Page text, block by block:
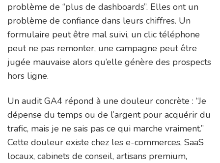
problème de “plus de dashboards”. Elles ont un
problème de confiance dans leurs chiffres. Un
formulaire peut être mal suivi, un clic téléphone
peut ne pas remonter, une campagne peut être
jugée mauvaise alors qu’elle génère des prospects
hors ligne.
Un audit GA4 répond à une douleur concrète : “Je
dépense du temps ou de l’argent pour acquérir du
trafic, mais je ne sais pas ce qui marche vraiment.”
Cette douleur existe chez les e-commerces, SaaS
locaux, cabinets de conseil, artisans premium,